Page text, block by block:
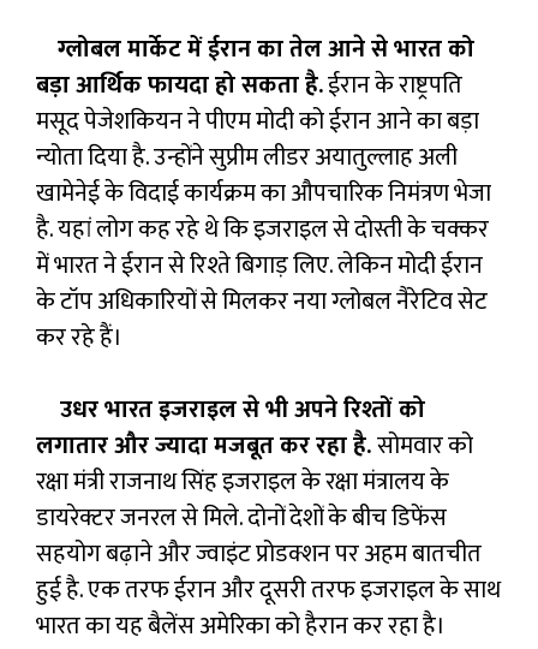
ग्लोबल मार्केट में ईरान का तेल आने से भारत को
बड़ा आर्थिक फायदा हो सकता है.ईरान के राष्ट्रपति
मसूद पेजेशकियन ने पीएम मोदी को ईरान आने का बड़ा
न्योता दिया है. उन्होंने सुप्रीम लीडर अयातुल्लाह अली
खामेनेई के विदाई कार्यक्रम का औपचारिक निमंत्रण भेजा
है. यहां लोग कह रहे थे कि इजराइल से दोस्ती के चक्कर
में भारत ने ईरान से रिश्ते बिगाड़ लिए. लेकिन मोदी ईरान
के टॉप अधिकारियों से मिलकर नया ग्लोबल नैरेटिव सेट
कर रहे हैं।
उधर भारत इजराइल से भी अपने रिश्तों को
लगातार और ज्यादा मजबूत कर रहा है.सोमवार को
रक्षा मंत्री राजनाथ सिंह इजराइल के रक्षा मंत्रालय के
डायरेक्टर जनरल से मिले. दोनों देशों के बीच डिफेंस
सहयोग बढ़ाने और ज्वाइंट प्रोडक्शन पर अहम बातचीत
हुई है. एक तरफ ईरान और दूसरी तरफ इजराइल के साथ
भारत का यह बैलेंस अमेरिका को हैरान कर रहा है।